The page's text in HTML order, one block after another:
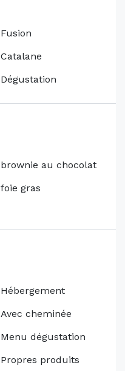
Fusion
Catalane
Dégustation
brownie au chocolat
foie gras
Hébergement
Avec cheminée
Menu dégustation
Propres produits